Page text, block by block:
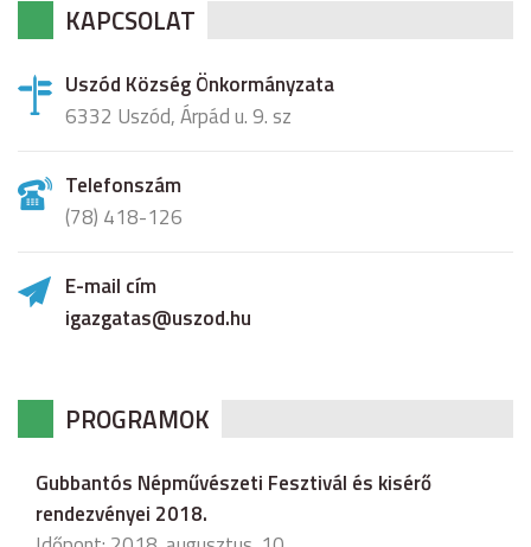
KAPCSOLAT
Uszód Község Önkormányzata
6332 Uszód, Árpád u. 9. sz
Telefonszám
(78) 418-126
E-mail cím
igazgatas@uszod.hu
PROGRAMOK
Gubbantós Népművészeti Fesztivál és kisérő
rendezvényei 2018.